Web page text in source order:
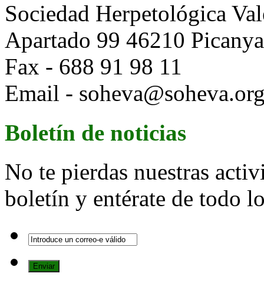
Sociedad Herpetológica
Apartado 99 46210
Fax - 688 91 98 11
Email -
Boletín de noticias
No te pierdas nuestras
boletín y entérate de todo